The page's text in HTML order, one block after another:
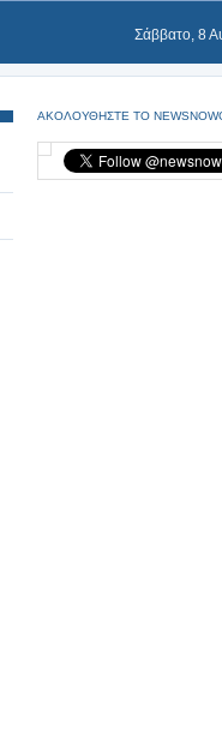
Σάββατο, 8
ΑΚΟΛΟΥΘΗΣΤΕ ΤΟ